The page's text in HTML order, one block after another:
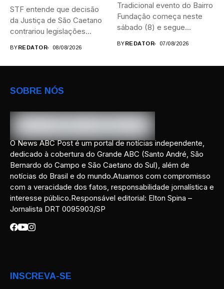
STF entende que decisão
da Justiça de São Caetano
contrariou legislações
BY REDATOR 08/08/2026
Tradicional evento do Bairro
Fundação começa neste
sábado (8) e segue
BY REDATOR 07/08/2026
SOBRE NÓS
O News ABC Post é um portal de notícias independente,
dedicado à cobertura do Grande ABC (Santo André, São
Bernardo do Campo e São Caetano do Sul), além de
notícias do Brasil e do mundo.Atuamos com compromisso
com a veracidade dos fatos, responsabilidade jornalística e
interesse público.Responsável editorial: Elton Spina –
Jornalista DRT 0095903/SP
INSCREVA-SE